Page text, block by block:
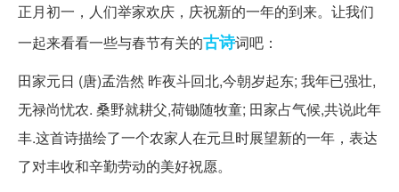
正月初一，人们举家欢庆，庆祝新的一年的到来。让我们
一起来看看一些与春节有关的古诗词吧：
田家元日 (唐)孟浩然 昨夜斗回北,今朝岁起东; 我年已强壮,
无禄尚忧农. 桑野就耕父,荷锄随牧童; 田家占气候,共说此年
丰.这首诗描绘了一个农家人在元旦时展望新的一年，表达
了对丰收和辛勤劳动的美好祝愿。